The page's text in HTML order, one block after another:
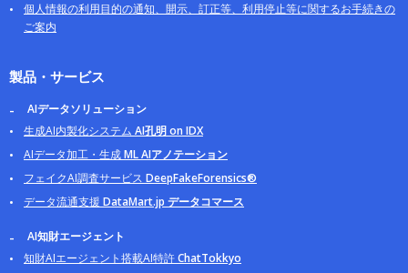
個人情報の利用目的の通知、開示、訂正等、利用停止等に関するお手続きの
ご案内
製品・サービス
AIデータソリューション
生成AI内製化システム AI孔明 on IDX
AIデータ加工・生成ML AIアノテーション
フェイクAI調査サービス DeepFakeForensics®
データ流通支援DataMart.jp データコマース
AI知財エージェント
知財AIエージェント搭載AI特許ChatTokkyo